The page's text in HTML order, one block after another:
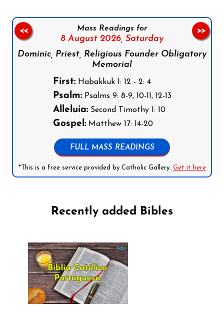
Mass Readings for
8 August 2026, Saturday
Dominic, Priest, Religious Founder Obligatory
Memorial
First:Habakkuk 1: 12 - 2: 4
Psalm:Psalms 9: 8-9, 10-11, 12-13
Alleluia:Second Timothy 1: 10
Gospel:Matthew 17: 14-20
FULL MASS READINGS
*This is a free service provided by Catholic Gallery. Get it here
<< >>
Recently added Bibles